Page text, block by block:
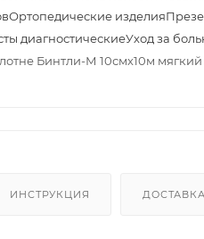
Ортопедические изделия
диагностическиеУход за
Бинтли-М 10смх10м мягкий
ИНСТРУКЦИЯ